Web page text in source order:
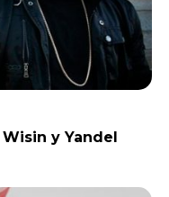
y Yandel